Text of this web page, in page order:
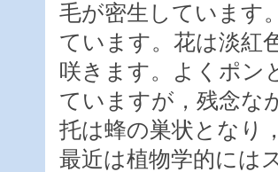
毛が密生しています
ています。花は淡紅
咲きます。よくポン
ていますが，残念な
托は蜂の巣状となり
最近は植物学的には